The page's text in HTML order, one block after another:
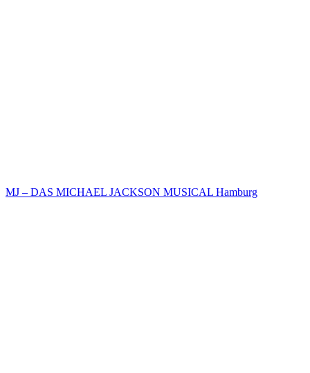
MJ – DAS MICHAEL JACKSON MUSICAL Hamburg